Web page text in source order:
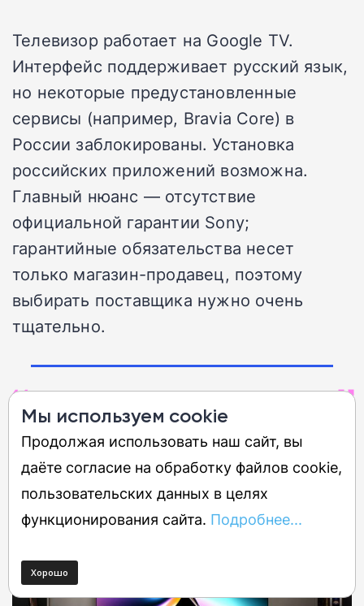
Телевизор работает на Google TV.
Интерфейс поддерживает русский язык,
но некоторые предустановленные
сервисы (например, Bravia Core) в
России заблокированы. Установка
российских приложений возможна.
Главный нюанс — отсутствие
официальной гарантии Sony;
гарантийные обязательства несет
только магазин-продавец, поэтому
выбирать поставщика нужно очень
тщательно.
Обзор Sony A80L
Наиболее универсальный
Мы используем cookie
Продолжая использовать наш сайт, вы
даёте согласие на обработку файлов cookie,
пользовательских данных в целях
функционирования сайта. Подробнее...